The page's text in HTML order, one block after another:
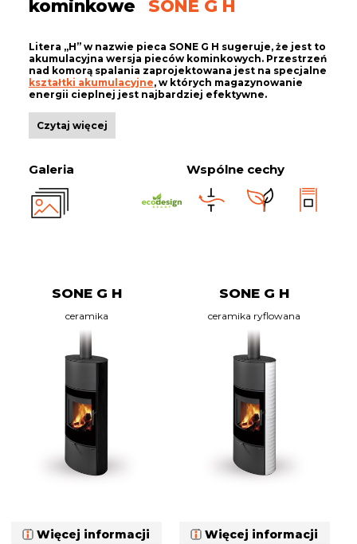
kominkowe
SONE G H
Litera „H” w nazwie pieca SONE G H sugeruje, że jest to
akumulacyjna wersja pieców kominkowych. Przestrzeń
nad komorą spalania zaprojektowana jest na specjalne
kształtki akumulacyjne, w których magazynowanie
energii cieplnej jest najbardziej efektywne.
Czytaj więcej
Galeria Wspólne cechy
SONE G H
ceramika
Więcej informacji
SONE G H
ceramika ryflowana
Więcej informacji